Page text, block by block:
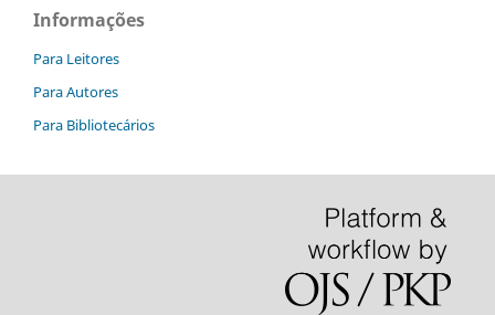
Informações
Para Leitores
Para Autores
Para Bibliotecários